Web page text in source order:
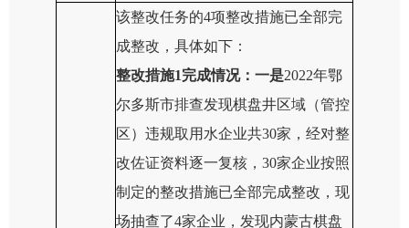
该整改任务的4项整改措施已全部完
成整改 ，具体如下：
整改措施1完成情况：一是2022年鄂
尔多斯市排查发现棋盘井区域 （管控
区） 违规取用水企业共30家，经对整
改佐证资料逐一复核，30家企业按照
制定的整改措施已全部完成整改，现
场抽查了4家企业，发现内蒙古棋盘